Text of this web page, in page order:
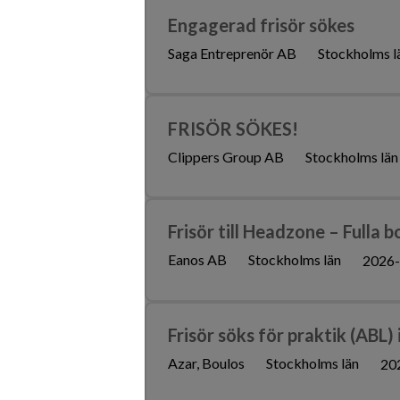
Engagerad frisör sökes
Saga Entreprenör AB Stockholms
FRISÖR SÖKES!
Clippers Group AB Stockholms län
Frisör till Headzone – Fulla
Eanos AB Stockholms län
Frisör söks för praktik (ABL)
Azar, Boulos Stockholms län